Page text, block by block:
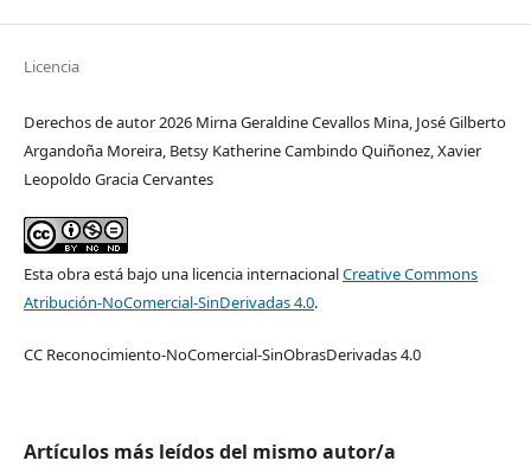
Licencia
Derechos de autor 2026 Mirna Geraldine Cevallos Mina, José Gilberto
Argandoña Moreira, Betsy Katherine Cambindo Quiñonez, Xavier
Leopoldo Gracia Cervantes
Esta obra está bajo una licencia internacionalCreative Commons
Atribución-NoComercial-SinDerivadas 4.0.
CC Reconocimiento-NoComercial-SinObrasDerivadas 4.0
Artículos más leídos del mismo autor/a